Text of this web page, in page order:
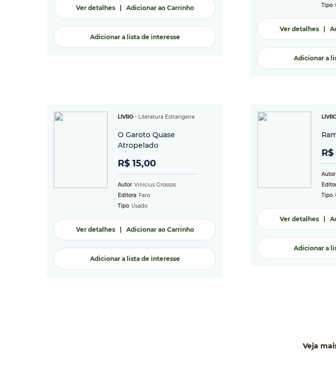
Ver detalhes| Adicionar ao Carrinho
Adicionar a lista de interesse
Tipo:
Ver detalhes|
Adicionar a
LIVRO - Literatura Estrangeira
O Garoto Quase
Atropelado
R$ 15,00
Autor: Vinicius Grossos
Editora: Faro
Tipo: Usado
Ver detalhes| Adicionar ao Carrinho
Adicionar a lista de interesse
R$
Autor
Tipo:
Ver detalhes|
Adicionar a
Veja